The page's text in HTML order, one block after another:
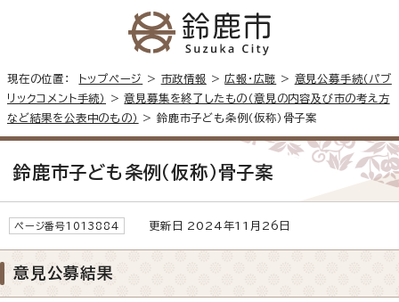
現在の位置： トップページ > 市政情報 >広報・広聴 > 意見公募手続（パブ
リックコメント手続）
>意見募集を終了したもの（意見の内容及び市の考え方
など結果を公表中のもの）
> 鈴鹿市子ども条例（仮称）骨子案
鈴鹿市子ども条例（仮称）骨子案
ページ番号1013884 更新日 2024年11月26日
意見公募結果